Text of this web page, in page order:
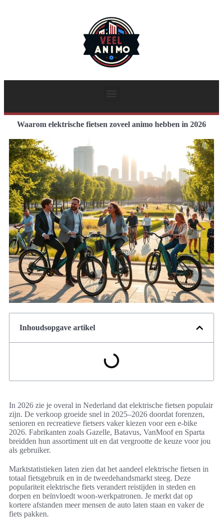
Waarom elektrische fietsen zoveel animo hebben in 2026
Inhoudsopgave artikel
In 2026 zie je overal in Nederland dat elektrische fietsen populair
zijn. De verkoop groeide snel in 2025–2026 doordat forenzen,
senioren en recreatieve fietsers vaker kiezen voor een e-bike
2026. Fabrikanten zoals Gazelle, Batavus, VanMoof en Sparta
breidden hun assortiment uit en dat vergrootte de keuze voor jou
als gebruiker.
Marktstatistieken laten zien dat het aandeel elektrische fietsen in
totaal fietsgebruik en in de tweedehandsmarkt steeg. Deze
populariteit elektrische fiets verandert reistijden in steden en
dorpen en beïnvloedt woon-werkpatronen. Je merkt dat op
kortere afstanden meer mensen de auto laten staan en vaker de
fiets pakken.